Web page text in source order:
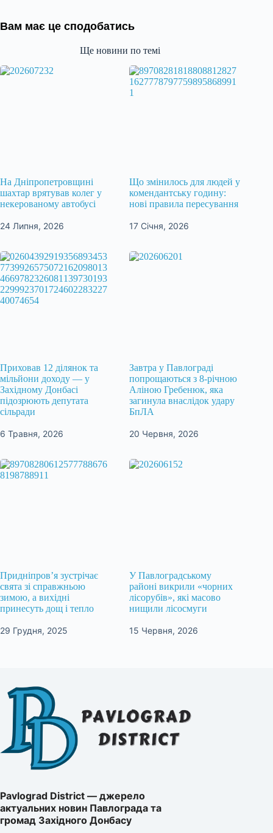
Вам має це сподобатись
Ще новини по темі
На Дніпропетровщині
шахтар врятував колег у
некерованому автобусі
24 Липня, 2026
Що змінилось для людей у
комендантську годину:
нові правила пересування
17 Січня, 2026
Приховав 12 ділянок та
мільйони доходу — у
Західному Донбасі
підозрюють депутата
сільради
6 Травня, 2026
Завтра у Павлограді
попрощаються з 8-річною
Аліною Гребенюк, яка
загинула внаслідок удару
БпЛА
20 Червня, 2026
Придніпров’я зустрічає
свята зі справжньою
зимою, а вихідні
принесуть дощ і тепло
29 Грудня, 2025
У Павлоградському
районі викрили «чорних
лісорубів», які масово
нищили лісосмуги
15 Червня, 2026
Pavlograd District — джерело
актуальних новин Павлограда та
громад Західного Донбасу